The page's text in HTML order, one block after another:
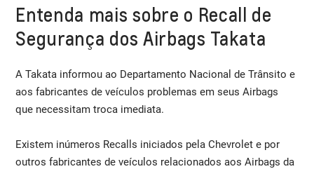
Entenda mais sobre o Recall de
Segurança dos Airbags Takata
A Takata informou ao Departamento Nacional de Trânsito e
aos fabricantes de veículos problemas em seus Airbags
que necessitam troca imediata.
Existem inúmeros Recalls iniciados pela Chevrolet e por
outros fabricantes de veículos relacionados aos Airbags da